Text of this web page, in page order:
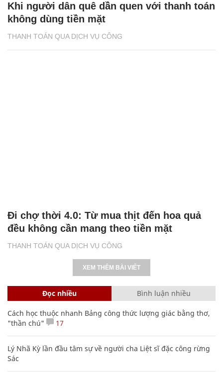
THANH TOÁN QUA DỊCH VỤ CÔNG
Khi người dân quê dần quen với thanh toán
không dùng tiền mặt
THANH TOÁN QUA DỊCH VỤ CÔNG
Đi chợ thời 4.0: Từ mua thịt đến hoa quả
đều không cần mang theo tiền mặt
XEM THÊM BÀI VIẾT
Đọc nhiều Bình luận nhiều
Cách học thuộc nhanh Bảng công thức lượng giác bằng thơ,
"thần chú"
17
Lý Nhã Kỳ lần đầu tâm sự về người cha Liệt sĩ đặc công rừng
Sác